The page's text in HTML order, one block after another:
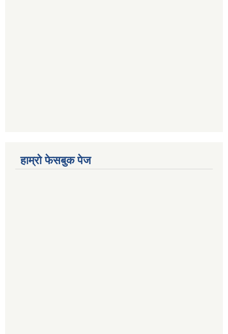
हाम्रो फेसबुक पेज